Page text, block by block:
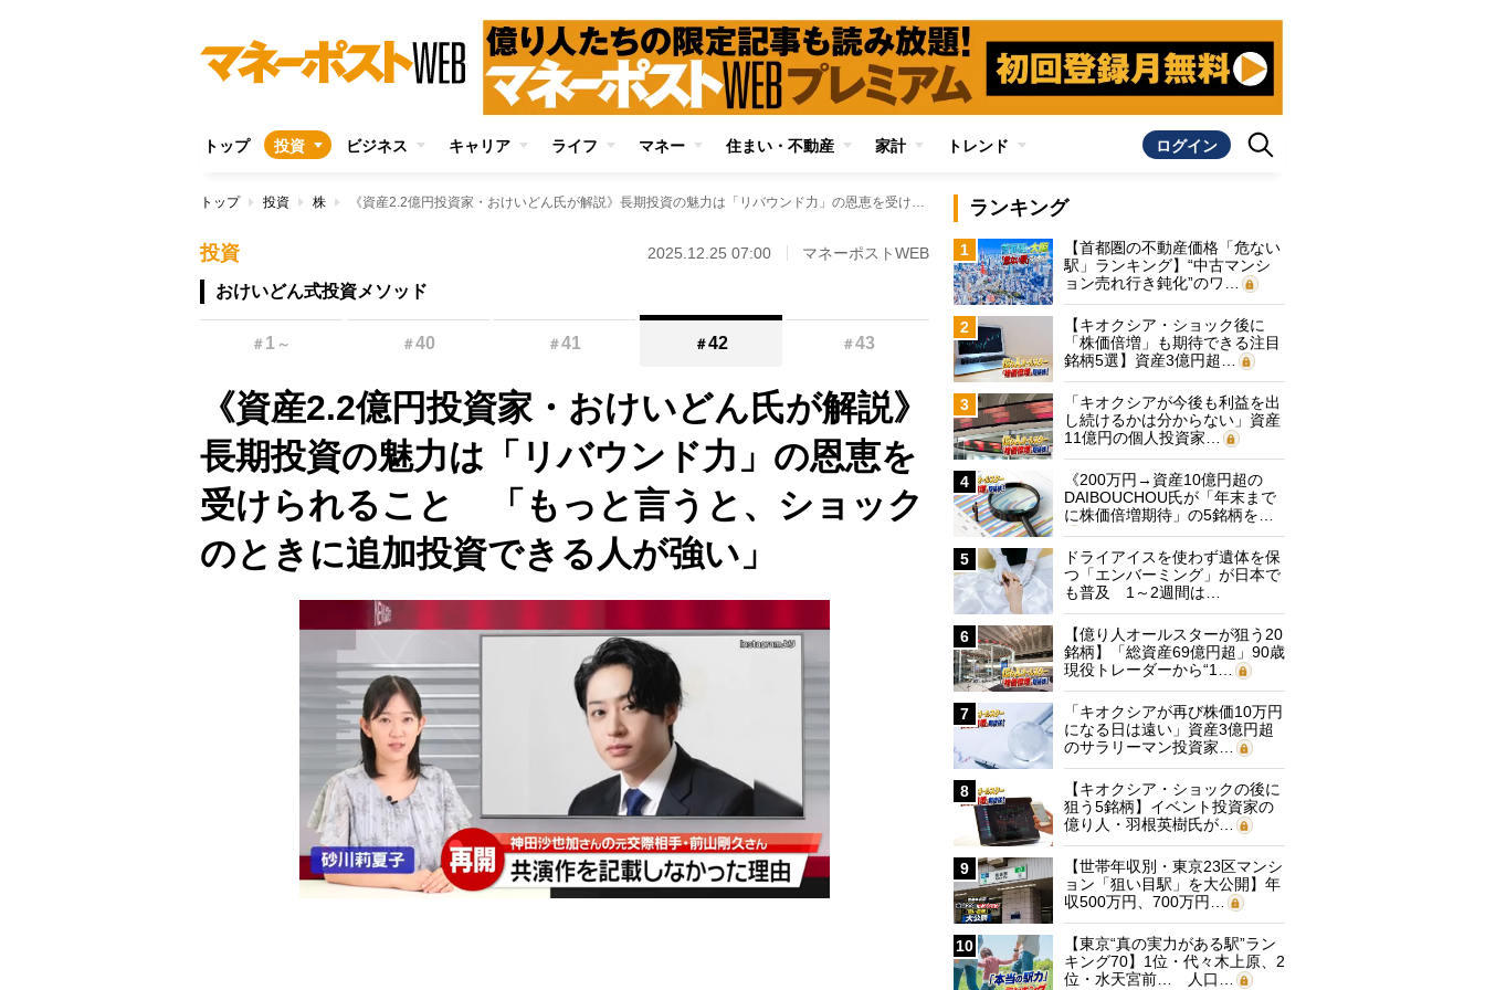
トップ 投資 ビジネス キャリア ライフ マネー 住まい・不動産 家計 トレンド ログイン
トップ 投資 株 《資産2.2億円投資家・おけいどん氏が解説》長期投資の魅力は「リバウンド力」の恩恵を受けられること 「もっと言うと、ショックのときに追加投資できる人が強い」
投資 2025.12.25 07:00 マネーポストWEB
おけいどん式投資メソッド
＃ 1 ～ ＃40 ＃41 ＃42 ＃43
《資産2.2億円投資家・おけいどん氏が解説》
長期投資の魅力は「リバウンド力」の恩恵を
受けられること 「もっと言うと、ショック
のときに追加投資できる人が強い」
ランキング
1
【首都圏の不動産価格「危ない
駅」ランキング】“中古マンシ
ョン売れ行き鈍化”のワ…
2
【キオクシア・ショック後に
「株価倍増」も期待できる注目
銘柄5選】資産3億円超…
3
「キオクシアが今後も利益を出
し続けるかは分からない」資産
11億円の個人投資家…
4
《200万円→資産10億円超の
DAIBOUCHOU氏が「年末まで
に株価倍増期待」の5銘柄を…
5
ドライアイスを使わず遺体を保
つ「エンバーミング」が日本で
も普及 1～2週間は…
6
【億り人オールスターが狙う20
銘柄】「総資産69億円超」90歳
現役トレーダーから“1…
7
「キオクシアが再び株価10万円
になる日は遠い」資産3億円超
のサラリーマン投資家…
8
【キオクシア・ショックの後に
狙う5銘柄】イベント投資家の
億り人・羽根英樹氏が…
9
【世帯年収別・東京23区マンシ
ョン「狙い目駅」を大公開】年
収500万円、700万円…
10
【東京“真の実力がある駅”ラン
キング70】1位・代々木上原、2
位・水天宮前… 人口…